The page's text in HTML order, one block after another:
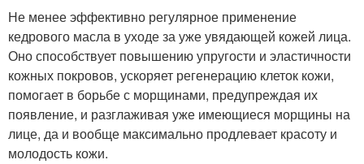
Не менее эффективно регулярное применение
кедрового масла в уходе за уже увядающей кожей лица.
Оно способствует повышению упругости и эластичности
кожных покровов, ускоряет регенерацию клеток кожи,
помогает в борьбе с морщинами, предупреждая их
появление, и разглаживая уже имеющиеся морщины на
лице, да и вообще максимально продлевает красоту и
молодость кожи.